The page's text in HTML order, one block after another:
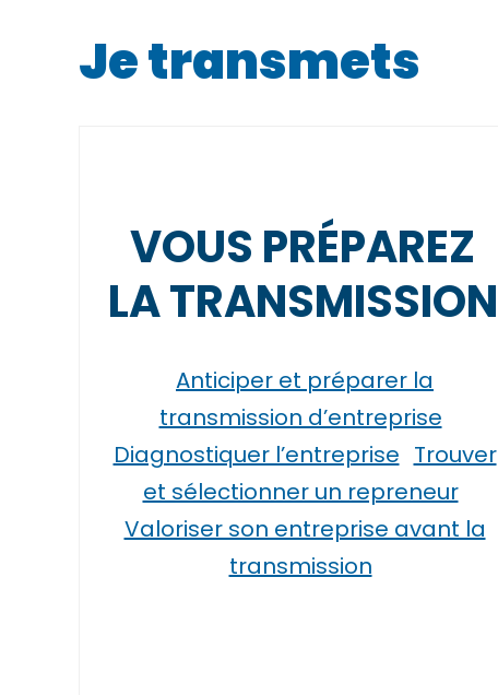
Je transmets
VOUS PRÉPAREZ
LA TRANSMISSION
Anticiper et préparer la
transmission d’entreprise
Diagnostiquer l’entreprise Trouver
et sélectionner un repreneur
Valoriser son entreprise avant la
transmission